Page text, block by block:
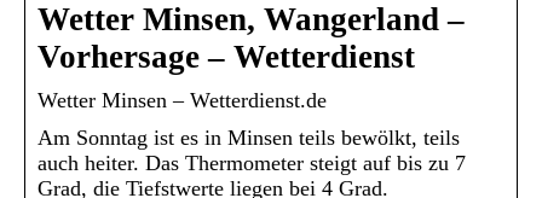
Wetter Minsen, Wangerland –
Vorhersage – Wetterdienst
Wetter Minsen – Wetterdienst.de
Am Sonntag ist es in Minsen teils bewölkt, teils
auch heiter. Das Thermometer steigt auf bis zu 7
Grad, die Tiefstwerte liegen bei 4 Grad.